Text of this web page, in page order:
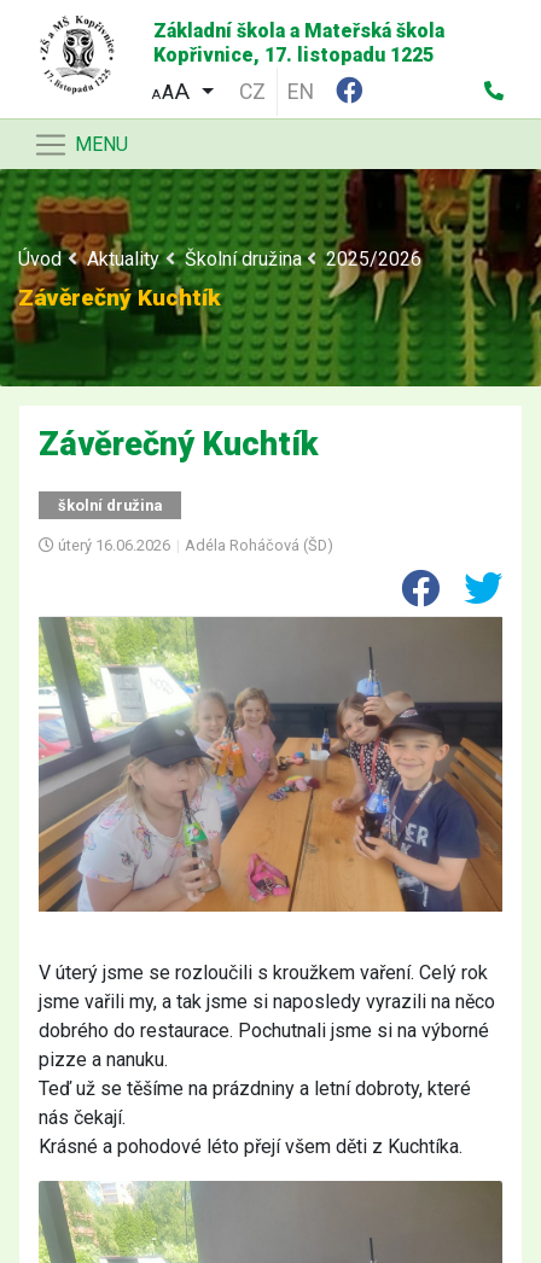
Základní škola a Mateřská škola
Kopřivnice, 17. listopadu 1225
AA CZ EN
MENU
Úvod Aktuality Školní družina 2025/2026
Závěrečný Kuchtík
Závěrečný Kuchtík
školní družina
úterý 16.06.2026 | Adéla Roháčová (ŠD)
V úterý jsme se rozloučili s kroužkem vaření. Celý rok
jsme vařili my, a tak jsme si naposledy vyrazili na něco
dobrého do restaurace. Pochutnali jsme si na výborné
pizze a nanuku.
Teď už se těšíme na prázdniny a letní dobroty, které
nás čekají.
Krásné a pohodové léto přejí všem děti z Kuchtíka.